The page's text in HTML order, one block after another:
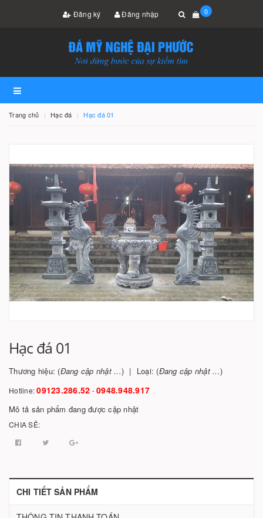
Đăng ký Đăng nhập 0
Trang chủ Hạc đá Hạc đá 01
Hạc đá 01
Thương hiệu: (Đang cập nhật ...) Loại: (Đang cập nhật ...)
Hotline:09123.286.52 -0948.948.917
Mô tả sản phẩm đang được cập nhật
CHIA SẺ:
CHI TIẾT SẢN PHẨM